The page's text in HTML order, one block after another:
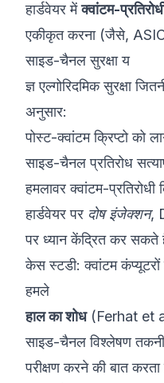
हार्डवेयर मेंक्वांटम-
एकीकृत करना (जैसे,
साइड-चैनल सुरक्षा य
ज्ञ एल्गोरिदमिक सुरक्षा
अनुसार:
पोस्ट-क्वांटम क्रिप्टो को
साइड-चैनल प्रतिरोध
हमलावर क्वांटम-
हार्डवेयर पर दोष इंजेक्शन,
पर ध्यान केंद्रित कर सकते
केस स्टडी: क्वांटम
हमले
हाल का शोध (Ferhat et
साइड-चैनल विश्लेषण
परीक्षण करने की बात करता